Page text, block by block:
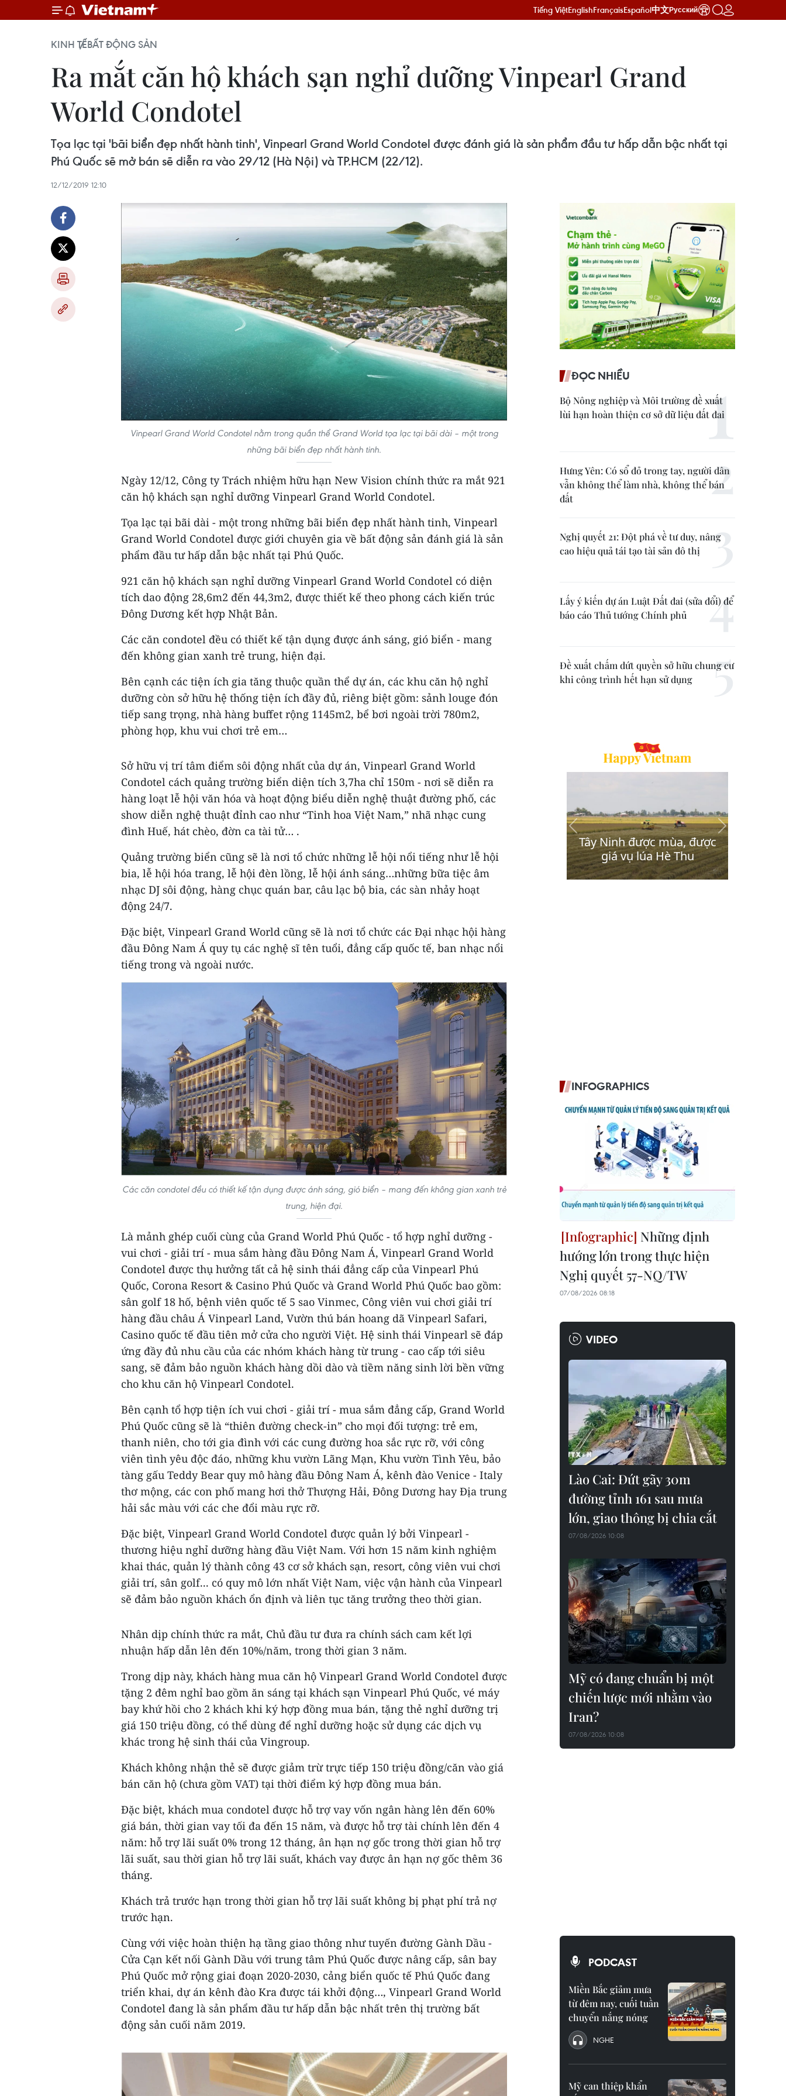
Tiếng ViệtEnglishFrançaisEspañol中文Русский
KINH TẾBẤT ĐỘNG SẢN
Ra mắt căn hộ khách sạn nghỉ dưỡng Vinpearl Grand
World Condotel
Tọa lạc tại 'bãi biển đẹp nhất hành tinh', Vinpearl Grand World Condotel được đánh giá là sản phẩm đầu tư hấp dẫn bậc nhất tại
Phú Quốc sẽ mở bán sẽ diễn ra vào 29/12 (Hà Nội) và TP.HCM (22/12).
12/12/2019 12:10
Vinpearl Grand World Condotel nằm trong quần thể Grand World tọa lạc tại bãi dài – một trong
những bãi biển đẹp nhất hành tinh.
Ngày 12/12, Công ty Trách nhiệm hữu hạn New Vision chính thức ra mắt 921
căn hộ khách sạn nghỉ dưỡng Vinpearl Grand World Condotel.
Tọa lạc tại bãi dài - một trong những bãi biển đẹp nhất hành tinh, Vinpearl
Grand World Condotel được giới chuyên gia về bất động sản đánh giá là sản
phẩm đầu tư hấp dẫn bậc nhất tại Phú Quốc.
921 căn hộ khách sạn nghỉ dưỡng Vinpearl Grand World Condotel có diện
tích dao động 28,6m2 đến 44,3m2, được thiết kế theo phong cách kiến trúc
Đông Dương kết hợp Nhật Bản.
Các căn condotel đều có thiết kế tận dụng được ánh sáng, gió biển - mang
đến không gian xanh trẻ trung, hiện đại.
Bên cạnh các tiện ích gia tăng thuộc quần thể dự án, các khu căn hộ nghỉ
dưỡng còn sở hữu hệ thống tiện ích đầy đủ, riêng biệt gồm: sảnh louge đón
tiếp sang trọng, nhà hàng buffet rộng 1145m2, bể bơi ngoài trời 780m2,
phòng họp, khu vui chơi trẻ em…
Sở hữu vị trí tâm điểm sôi động nhất của dự án, Vinpearl Grand World
Condotel cách quảng trường biển diện tích 3,7ha chỉ 150m - nơi sẽ diễn ra
hàng loạt lễ hội văn hóa và hoạt động biểu diễn nghệ thuật đường phố, các
show diễn nghệ thuật đỉnh cao như “Tinh hoa Việt Nam,” nhã nhạc cung
đình Huế, hát chèo, đờn ca tài tử… .
Quảng trường biển cũng sẽ là nơi tổ chức những lễ hội nổi tiếng như lễ hội
bia, lễ hội hóa trang, lễ hội đèn lồng, lễ hội ánh sáng…những bữa tiệc âm
nhạc DJ sôi động, hàng chục quán bar, câu lạc bộ bia, các sàn nhảy hoạt
động 24/7.
Đặc biệt, Vinpearl Grand World cũng sẽ là nơi tổ chức các Đại nhạc hội hàng
đầu Đông Nam Á quy tụ các nghệ sĩ tên tuổi, đẳng cấp quốc tế, ban nhạc nổi
tiếng trong và ngoài nước.
Các căn condotel đều có thiết kế tận dụng được ánh sáng, gió biển – mang đến không gian xanh trẻ
trung, hiện đại.
Là mảnh ghép cuối cùng của Grand World Phú Quốc - tổ hợp nghỉ dưỡng -
vui chơi - giải trí - mua sắm hàng đầu Đông Nam Á, Vinpearl Grand World
Condotel được thụ hưởng tất cả hệ sinh thái đẳng cấp của Vinpearl Phú
Quốc, Corona Resort & Casino Phú Quốc và Grand World Phú Quốc bao gồm:
sân golf 18 hố, bệnh viên quốc tế 5 sao Vinmec, Công viên vui chơi giải trí
hàng đầu châu Á Vinpearl Land, Vườn thú bán hoang dã Vinpearl Safari,
Casino quốc tế đầu tiên mở cửa cho người Việt. Hệ sinh thái Vinpearl sẽ đáp
ứng đầy đủ nhu cầu của các nhóm khách hàng từ trung - cao cấp tới siêu
sang, sẽ đảm bảo nguồn khách hàng dồi dào và tiềm năng sinh lời bền vững
cho khu căn hộ Vinpearl Condotel.
Bên cạnh tổ hợp tiện ích vui chơi - giải trí - mua sắm đẳng cấp, Grand World
Phú Quốc cũng sẽ là “thiên đường check-in” cho mọi đối tượng: trẻ em,
thanh niên, cho tới gia đình với các cung đường hoa sắc rực rỡ, với công
viên tình yêu độc đáo, những khu vườn Lãng Mạn, Khu vườn Tình Yêu, bảo
tàng gấu Teddy Bear quy mô hàng đầu Đông Nam Á, kênh đào Venice - Italy
thơ mộng, các con phố mang hơi thở Thượng Hải, Đông Dương hay Địa trung
hải sắc màu với các che đổi màu rực rỡ.
Đặc biệt, Vinpearl Grand World Condotel được quản lý bởi Vinpearl -
thương hiệu nghỉ dưỡng hàng đầu Việt Nam. Với hơn 15 năm kinh nghiệm
khai thác, quản lý thành công 43 cơ sở khách sạn, resort, công viên vui chơi
giải trí, sân golf... có quy mô lớn nhất Việt Nam, việc vận hành của Vinpearl
sẽ đảm bảo nguồn khách ổn định và liên tục tăng trưởng theo thời gian.
Nhân dịp chính thức ra mắt, Chủ đầu tư đưa ra chính sách cam kết lợi
nhuận hấp dẫn lên đến 10%/năm, trong thời gian 3 năm.
Trong dịp này, khách hàng mua căn hộ Vinpearl Grand World Condotel được
tặng 2 đêm nghỉ bao gồm ăn sáng tại khách sạn Vinpearl Phú Quốc, vé máy
bay khứ hồi cho 2 khách khi ký hợp đồng mua bán, tặng thẻ nghỉ dưỡng trị
giá 150 triệu đồng, có thể dùng để nghỉ dưỡng hoặc sử dụng các dịch vụ
khác trong hệ sinh thái của Vingroup.
Khách không nhận thẻ sẽ được giảm trừ trực tiếp 150 triệu đồng/căn vào giá
bán căn hộ (chưa gồm VAT) tại thời điểm ký hợp đồng mua bán.
Đặc biệt, khách mua condotel được hỗ trợ vay vốn ngân hàng lên đến 60%
giá bán, thời gian vay tối đa đến 15 năm, và được hỗ trợ tài chính lên đến 4
năm: hỗ trợ lãi suất 0% trong 12 tháng, ân hạn nợ gốc trong thời gian hỗ trợ
lãi suất, sau thời gian hỗ trợ lãi suất, khách vay được ân hạn nợ gốc thêm 36
tháng.
Khách trả trước hạn trong thời gian hỗ trợ lãi suất không bị phạt phí trả nợ
trước hạn.
Cùng với việc hoàn thiện hạ tầng giao thông như tuyến đường Gành Dầu -
Cửa Cạn kết nối Gành Dầu với trung tâm Phú Quốc được nâng cấp, sân bay
Phú Quốc mở rộng giai đoạn 2020-2030, cảng biển quốc tế Phú Quốc đang
triển khai, dự án kênh đào Kra được tái khởi động…, Vinpearl Grand World
Condotel đang là sản phẩm đầu tư hấp dẫn bậc nhất trên thị trường bất
động sản cuối năm 2019.
ĐỌC NHIỀU
Bộ Nông nghiệp và Môi trường đề xuất
lùi hạn hoàn thiện cơ sở dữ liệu đất đai
Hưng Yên: Có sổ đỏ trong tay, người dân
vẫn không thể làm nhà, không thể bán
đất
Nghị quyết 21: Đột phá về tư duy, nâng
cao hiệu quả tái tạo tài sản đô thị
Lấy ý kiến dự án Luật Đất đai (sửa đổi) để
báo cáo Thủ tướng Chính phủ
Đề xuất chấm dứt quyền sở hữu chung cư
khi công trình hết hạn sử dụng
INFOGRAPHICS
Những định
hướng lớn trong thực hiện
Nghị quyết 57-NQ/TW
07/08/2026 08:18
VIDEO
Lào Cai: Đứt gãy 30m
đường tỉnh 161 sau mưa
lớn, giao thông bị chia cắt
07/08/2026 10:08
Mỹ có đang chuẩn bị một
chiến lược mới nhằm vào
Iran?
07/08/2026 10:08
PODCAST
Miền Bắc giảm mưa
từ đêm nay, cuối tuần
chuyển nắng nóng
NGHE
Mỹ can thiệp khẩn